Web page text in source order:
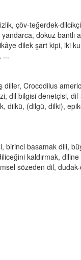
çöv-teğerdek-
dokuz bantlı
dilek şart kipi, iki
...
Crocodilus
dil bilgisi denetçisi, dil-
dilkü, (dilgü, dilki),
birinci basamak dili,
kaldırmak,
sözeden dil, dudak-